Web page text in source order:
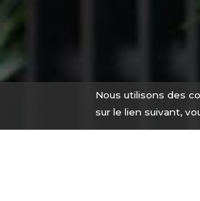
Nous utilisons des
sur le lien suivant,